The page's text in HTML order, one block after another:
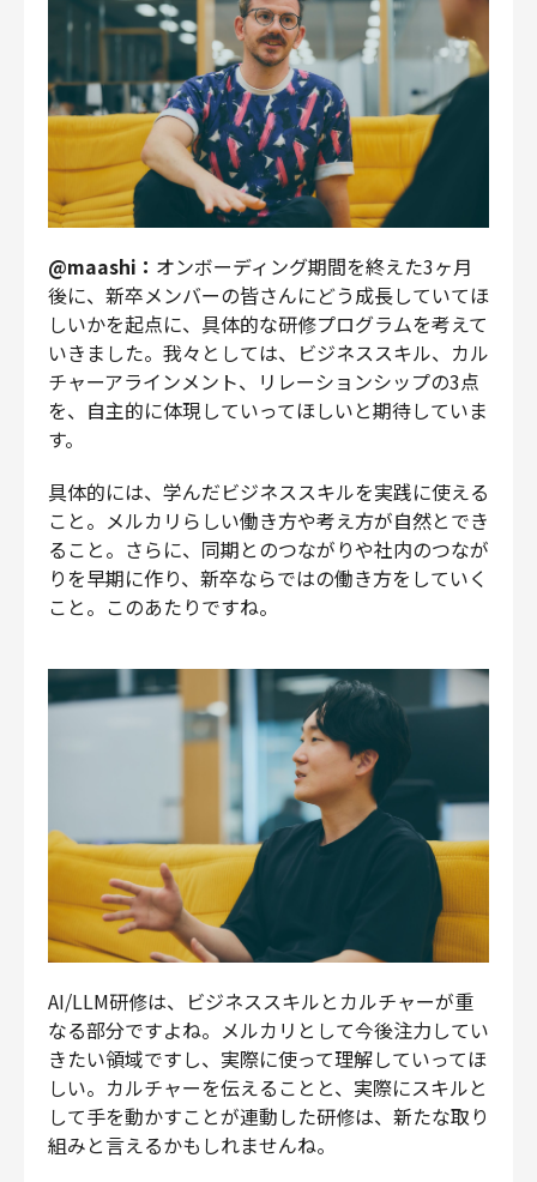
@maashi： オンボーディング期間を終えた3ヶ月
後に、新卒メンバーの皆さんにどう成長していてほ
しいかを起点に、具体的な研修プログラムを考えて
いきました。我々としては、ビジネススキル、カル
チャーアラインメント、リレーションシップの3点
を、自主的に体現していってほしいと期待していま
す。
具体的には、学んだビジネススキルを実践に使える
こと。メルカリらしい働き方や考え方が自然とでき
ること。さらに、同期とのつながりや社内のつなが
りを早期に作り、新卒ならではの働き方をしていく
こと。このあたりですね。
AI/LLM研修は、ビジネススキルとカルチャーが重
なる部分ですよね。メルカリとして今後注力してい
きたい領域ですし、実際に使って理解していってほ
しい。カルチャーを伝えることと、実際にスキルと
して手を動かすことが連動した研修は、新たな取り
組みと言えるかもしれませんね。